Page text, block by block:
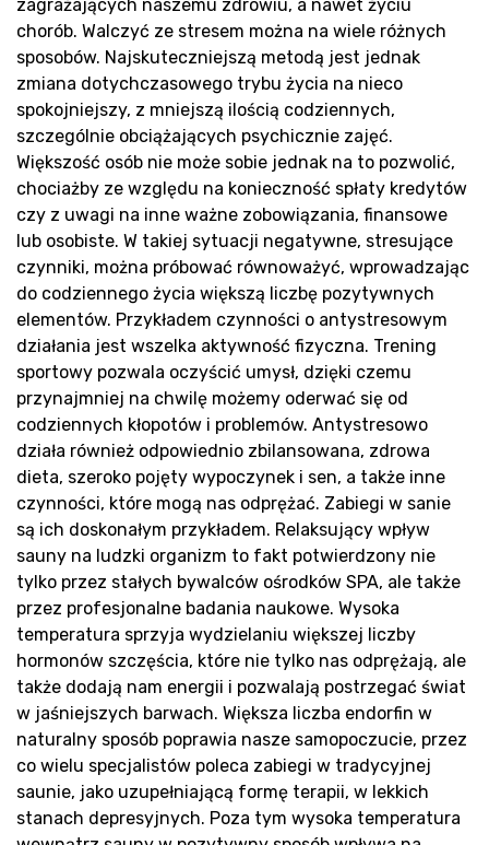
zagrażających naszemu zdrowiu, a nawet życiu
chorób. Walczyć ze stresem można na wiele różnych
sposobów. Najskuteczniejszą metodą jest jednak
zmiana dotychczasowego trybu życia na nieco
spokojniejszy, z mniejszą ilością codziennych,
szczególnie obciążających psychicznie zajęć.
Większość osób nie może sobie jednak na to pozwolić,
chociażby ze względu na konieczność spłaty kredytów
czy z uwagi na inne ważne zobowiązania, finansowe
lub osobiste. W takiej sytuacji negatywne, stresujące
czynniki, można próbować równoważyć, wprowadzając
do codziennego życia większą liczbę pozytywnych
elementów. Przykładem czynności o antystresowym
działania jest wszelka aktywność fizyczna. Trening
sportowy pozwala oczyścić umysł, dzięki czemu
przynajmniej na chwilę możemy oderwać się od
codziennych kłopotów i problemów. Antystresowo
działa również odpowiednio zbilansowana, zdrowa
dieta, szeroko pojęty wypoczynek i sen, a także inne
czynności, które mogą nas odprężać. Zabiegi w sanie
są ich doskonałym przykładem. Relaksujący wpływ
sauny na ludzki organizm to fakt potwierdzony nie
tylko przez stałych bywalców ośrodków SPA, ale także
przez profesjonalne badania naukowe. Wysoka
temperatura sprzyja wydzielaniu większej liczby
hormonów szczęścia, które nie tylko nas odprężają, ale
także dodają nam energii i pozwalają postrzegać świat
w jaśniejszych barwach. Większa liczba endorfin w
naturalny sposób poprawia nasze samopoczucie, przez
co wielu specjalistów poleca zabiegi w tradycyjnej
saunie, jako uzupełniającą formę terapii, w lekkich
stanach depresyjnych. Poza tym wysoka temperatura